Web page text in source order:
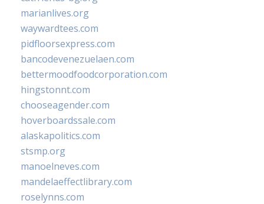
marianlives.org
waywardtees.com
pidfloorsexpress.com
bancodevenezuelaen.com
bettermoodfoodcorporation.com
hingstonnt.com
chooseagender.com
hoverboardssale.com
alaskapolitics.com
stsmp.org
manoelneves.com
mandelaeffectlibrary.com
roselynns.com